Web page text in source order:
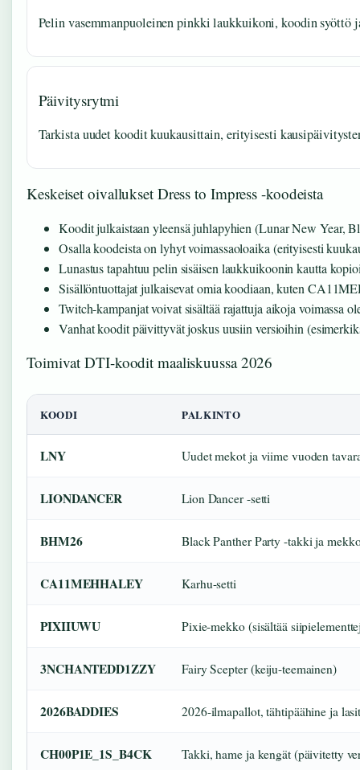
Pelin vasemmanpuoleinen pinkki laukkuikoni, koodin syöttö
Päivitysrytmi
Tarkista uudet koodit kuukausittain, erityisesti
Keskeiset oivallukset Dress to Impress -koodeista
Koodit julkaistaan yleensä juhlapyhien (Lunar New Year,
Osalla koodeista on lyhyt voimassaoloaika (erityisesti
Lunastus tapahtuu pelin sisäisen laukkuikoonin kautta
Sisällöntuottajat julkaisevat omia koodiaan, kuten
Twitch-kampanjat voivat sisältää rajattuja aikoja voimassa
Vanhat koodit päivittyvät joskus uusiin versioihin
Toimivat DTI-koodit maaliskuussa 2026
KOODI PALKINTO
LNY Uudet mekot ja viime vuoden
LIONDANCER Lion Dancer -setti
BHM26 Black Panther Party -takki ja
CA11MEHHALEY Karhu-setti
PIXIIUWU Pixie-mekko (sisältää
3NCHANTEDD1ZZY Fairy Scepter (keiju-teemainen)
2026BADDIES 2026-ilmapallot, tähtipäähine ja
CH00P1E_1S_B4CK Takki, hame ja kengät (päivitetty